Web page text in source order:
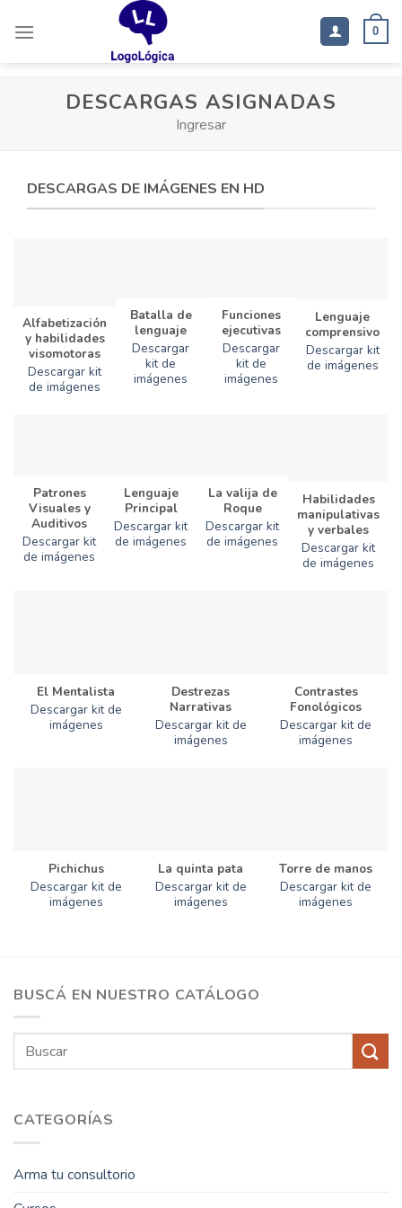
0
DESCARGAS ASIGNADAS
Ingresar
DESCARGAS DE IMÁGENES EN HD
Alfabetización
y habilidades
visomotoras
Descargar kit
de imágenes
Batalla de
lenguaje
Descargar
kit de
imágenes
Funciones
ejecutivas
Descargar
kit de
imágenes
Lenguaje
comprensivo
Descargar kit
de imágenes
Patrones
Visuales y
Auditivos
Descargar kit
de imágenes
Lenguaje
Principal
Descargar kit
de imágenes
La valija de
Roque
Descargar kit
de imágenes
Habilidades
manipulativas
y verbales
Descargar kit
de imágenes
El Mentalista
Descargar kit de
imágenes
Destrezas
Narrativas
Descargar kit de
imágenes
Contrastes
Fonológicos
Descargar kit de
imágenes
Pichichus
Descargar kit de
imágenes
La quinta pata
Descargar kit de
imágenes
Torre de manos
Descargar kit de
imágenes
BUSCÁ EN NUESTRO CATÁLOGO
Buscar
CATEGORÍAS
Arma tu consultorio